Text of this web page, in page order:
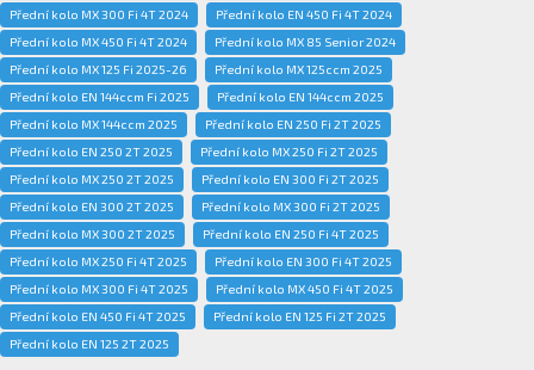
Přední kolo MX 300 Fi 4T 2024
Přední kolo EN 450 Fi 4T 2024
Přední kolo MX 450 Fi 4T 2024
Přední kolo MX 85 Senior 2024
Přední kolo MX 125 Fi 2025-26
Přední kolo MX 125ccm 2025
Přední kolo EN 144ccm Fi 2025
Přední kolo EN 144ccm 2025
Přední kolo MX 144ccm 2025
Přední kolo EN 250 Fi 2T 2025
Přední kolo EN 250 2T 2025
Přední kolo MX 250 Fi 2T 2025
Přední kolo MX 250 2T 2025
Přední kolo EN 300 Fi 2T 2025
Přední kolo EN 300 2T 2025
Přední kolo MX 300 Fi 2T 2025
Přední kolo MX 300 2T 2025
Přední kolo EN 250 Fi 4T 2025
Přední kolo MX 250 Fi 4T 2025
Přední kolo EN 300 Fi 4T 2025
Přední kolo MX 300 Fi 4T 2025
Přední kolo MX 450 Fi 4T 2025
Přední kolo EN 450 Fi 4T 2025
Přední kolo EN 125 Fi 2T 2025
Přední kolo EN 125 2T 2025